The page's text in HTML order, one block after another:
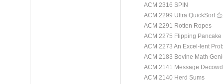
ACM 2316 SPIN
ACM 2299 Ultra QuickSort
ACM 2291 Rotten Ropes
ACM 2275 Flipping
ACM 2273 An Excel-lent
ACM 2183 Bovine Math
ACM 2141 Message
ACM 2140 Herd Sums